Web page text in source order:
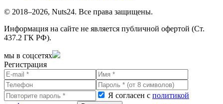
© 2018–2026, Nuts24. Все права защищены.
Информация на сайте не является публичной офертой (Ст.
437.2 ГК РФ).
мы в соцсетях
Регистрация
Я согласен с политикой